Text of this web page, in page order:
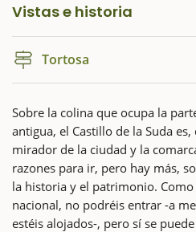
Vistas e historia
Tortosa
Sobre la colina que ocupa la
antigua, el Castillo de la Suda
mirador de la ciudad y la
razones para ir, pero hay más,
la historia y el patrimonio.
nacional, no podréis entrar -a
estéis alojados-, pero sí se